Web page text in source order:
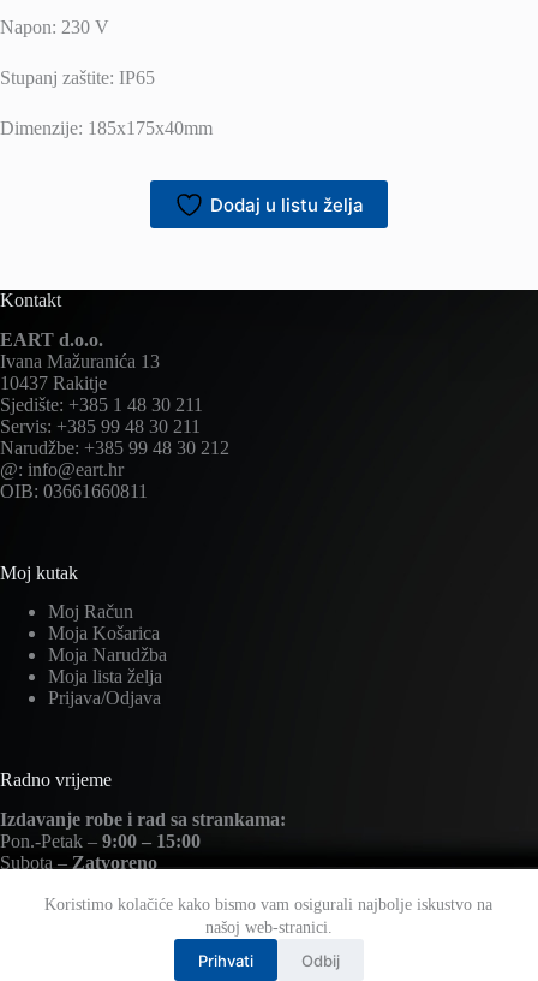
Koristimo kolačiće kako bismo vam osigurali najbolje iskustvo na
našoj web-stranici.
Prihvati Odbij
Napon: 230 V
Stupanj zaštite: IP65
Dimenzije: 185x175x40mm
Dodaj u listu želja
Kontakt
EART d.o.o.
Ivana Mažuranića 13
10437 Rakitje
Sjedište: +385 1 48 30 211
Servis: +385 99 48 30 211
Narudžbe: +385 99 48 30 212
@: info@eart.hr
OIB: 03661660811
Moj kutak
Moj Račun
Moja Košarica
Moja Narudžba
Moja lista želja
Prijava/Odjava
Radno vrijeme
Izdavanje robe i rad sa strankama:
Pon.-Petak – 9:00 – 15:00
Subota – Zatvoreno